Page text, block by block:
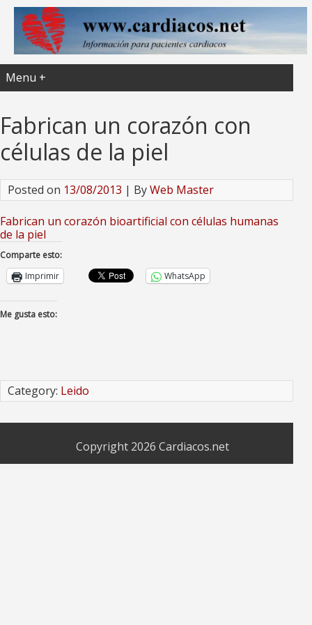
Menu +
Fabrican un corazón con
células de la piel
Posted on 13/08/2013 | ByWeb Master
Fabrican un corazón bioartificial con células humanas
de la piel
Comparte esto:
Imprimir
WhatsApp
Me gusta esto:
Category: Leido
Copyright 2026 Cardiacos.net